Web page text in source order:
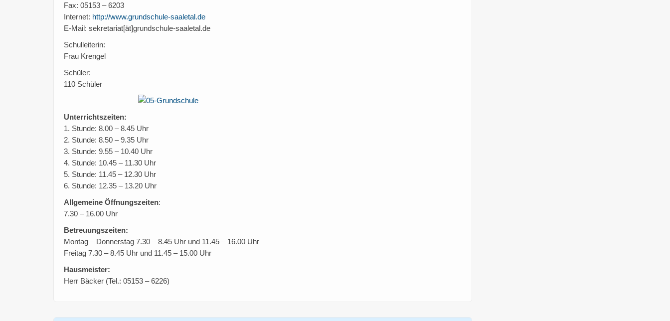
Fax: 05153 – 6203
Internet: http://www.grundschule-saaletal.de
E-Mail: sekretariat[ät]grundschule-saaletal.de
Schulleiterin:
Frau Krengel
Schüler:
110 Schüler
Unterrichtszeiten:
1. Stunde: 8.00 – 8.45 Uhr
2. Stunde: 8.50 – 9.35 Uhr
3. Stunde: 9.55 – 10.40 Uhr
4. Stunde: 10.45 – 11.30 Uhr
5. Stunde: 11.45 – 12.30 Uhr
6. Stunde: 12.35 – 13.20 Uhr
Allgemeine Öffnungszeiten:
7.30 – 16.00 Uhr
Betreuungszeiten:
Montag – Donnerstag 7.30 – 8.45 Uhr und 11.45 – 16.00 Uhr
Freitag 7.30 – 8.45 Uhr und 11.45 – 15.00 Uhr
Hausmeister:
Herr Bäcker (Tel.: 05153 – 6226)